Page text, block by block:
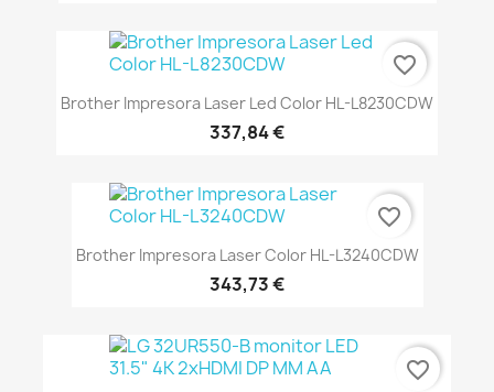
Brother Impresora Laser Led Color HL-L8230CDW
337,84 €
favorite_border
Brother Impresora Laser Color HL-L3240CDW
343,73 €
favorite_border
favorite_border